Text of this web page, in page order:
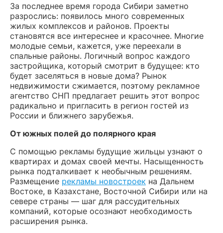
За последнее время города Сибири заметно
разрослись: появилось много современных
жилых комплексов и районов. Проекты
становятся все интереснее и красочнее. Многие
молодые семьи, кажется, уже переехали в
спальные районы. Логичный вопрос каждого
застройщика, который смотрит в будущее: кто
будет заселяться в новые дома? Рынок
недвижимости сжимается, поэтому рекламное
агентство СНП предлагает решить этот вопрос
радикально и пригласить в регион гостей из
России и ближнего зарубежья.
От южных полей до полярного края
С помощью рекламы будущие жильцы узнают о
квартирах и домах своей мечты. Насыщенность
рынка подталкивает к необычным решениям.
Размещение рекламы новостроек на Дальнем
Востоке, в Казахстане, Восточной Сибири или на
севере страны — шаг для рассудительных
компаний, которые осознают необходимость
расширения рынка.